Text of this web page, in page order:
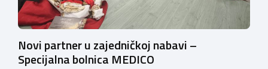
Novi partner u zajedničkoj nabavi –
Specijalna bolnica MEDICO